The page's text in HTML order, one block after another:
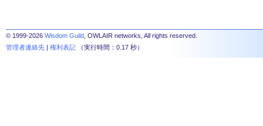
© 1999-2026 Wisdom Guild , OWLAIR networks, All rights reserved.
管理者連絡先 | 権利表記 （実行時間：0.17 秒）